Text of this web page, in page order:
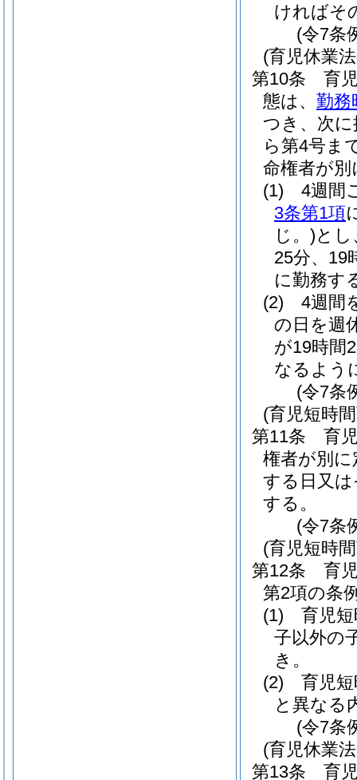
ければそ
(令7条
(育児休業
第10条
育
態は、 勤務
つき、次
ら第4号ま
命権者が
(1)
4週間
3条第1項
じ。)と
25分、19
に勤務す
(2)
4週間
の日を週
が19時間
なるよう
(令7条
(育児短時
第11条
育
権者が別
する日又
する。
(令7条
(育児短時
第12条
育
第2項の条
(1)
育児
子以外の
き。
(2)
育児
と異なる
(令7条
(育児休業
第13条
育